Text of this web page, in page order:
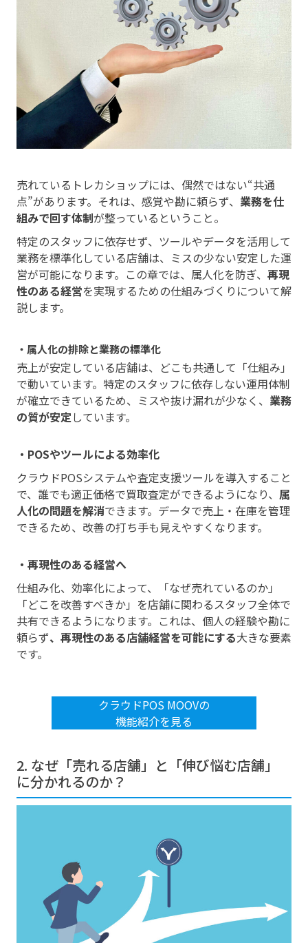
売れているトレカショップには、偶然ではない“共通
点”があります。それは、感覚や勘に頼らず、 業務を仕
組みで回す体制が整っているということ。
特定のスタッフに依存せず、ツールやデータを活用して
業務を標準化している店舗は、ミスの少ない安定した運
営が可能になります。この章では、属人化を防ぎ、 再現
性のある経営を実現するための仕組みづくりについて解
説します。
・属人化の排除と業務の標準化
売上が安定している店舗は、どこも共通して「仕組み」
で動いています。特定のスタッフに依存しない運用体制
が確立できているため、ミスや抜け漏れが少なく、 業務
の質が安定しています。
・POSやツールによる効率化
クラウドPOSシステムや査定支援ツールを導入すること
で、誰でも適正価格で買取査定ができるようになり、 属
人化の問題を解消できます。データで売上・在庫を管理
できるため、改善の打ち手も見えやすくなります。
・再現性のある経営へ
仕組み化、効率化によって、「なぜ売れているのか」
「どこを改善すべきか」を店舗に関わるスタッフ全体で
共有できるようになります。これは、個人の経験や勘に
頼らず、再現性のある店舗経営を可能にする大きな要素
です。
クラウドPOS MOOVの
機能紹介を見る
2. なぜ「売れる店舗」と「伸び悩む店舗」
に分かれるのか？